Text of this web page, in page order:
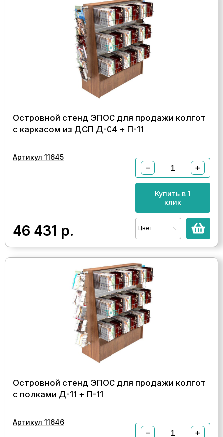
Островной стенд ЭПОС для продажи колгот
с каркасом из ДСП Д-04 + П-11
Артикул 11645
46 431 р.
− +
Купить в 1
клик
Цвет
Островной стенд ЭПОС для продажи колгот
с полками Д-11 + П-11
Артикул 11646
− +